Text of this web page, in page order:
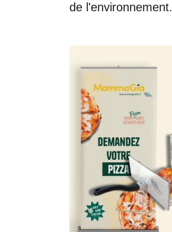
de l'environnement.